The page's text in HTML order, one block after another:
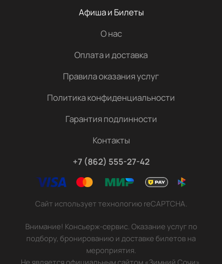
Афиша и Билеты
О нас
Оплата и доставка
Правила оказания услуг
Политика конфиденциальности
Гарантия подлинности
Контакты
+7 (862) 555-27-42
Сайт использует технологию reCAPTCHA.
Внимание! Консьерж-сервис. Оказание услуг по
подбору, бронированию и доставке билетов на
мероприятия.